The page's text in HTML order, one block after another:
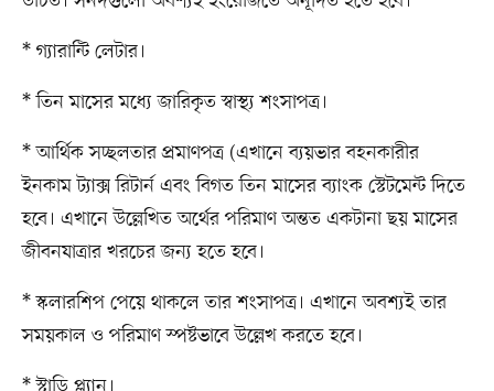
* গ্যারান্টি লেটার।
* তিন মাসের মধ্যে জারিকৃত স্বাস্থ্য শংসাপত্র।
* আর্থিক সচ্ছলতার প্রমাণপত্র (এখানে ব্যয়ভার বহনকারীর
ইনকাম ট্যাক্স রিটার্ন এবং বিগত তিন মাসের ব্যাংক স্টেটমেন্ট দিতে
হবে। এখানে উল্লেখিত অর্থের পরিমাণ অন্তত একটানা ছয় মাসের
জীবনযাত্রার খরচের জন্য হতে হবে।
* স্কলারশিপ পেয়ে থাকলে তার শংসাপত্র। এখানে অবশ্যই তার
সময়কাল ও পরিমাণ স্পষ্টভাবে উল্লেখ করতে হবে।